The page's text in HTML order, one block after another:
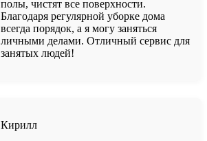
полы, чистят все поверхности.
Благодаря регулярной уборке дома
всегда порядок, а я могу заняться
личными делами. Отличный сервис для
занятых людей!
Кирилл